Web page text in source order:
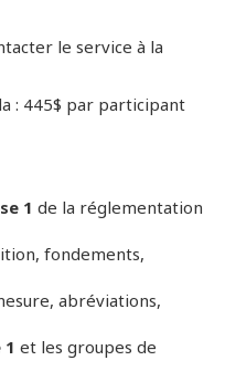
le service à la
: 445$ par participant
1 de la réglementation
fondements,
abréviations,
1 et les groupes de